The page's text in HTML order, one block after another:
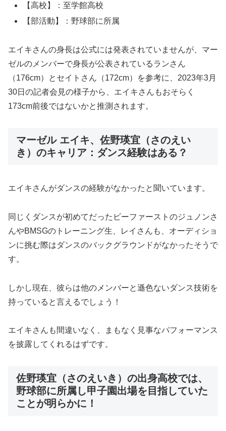
【高校】：至学館高校
【部活動】：野球部に所属
エイキさんの身長は公式には発表されていませんが、マー
ゼルのメンバーで身長が公表されているランさん
（176cm）とセイトさん（172cm）を参考に、2023年3月
30日の記者会見の様子から、エイキさんもおそらく
173cm前後ではないかと推測されます。
マーゼル エイキ、佐野瑛宜（さのえい
き）のキャリア：ダンス経験はある？
エイキさんがダンスの経験がなかったと聞いています。
同じくダンスが初めてだったビーファーストのジュノンさ
んやBMSGのトレーニング生、レイさんも、オーディショ
ンに挑む際はダンスのバックグラウンドがなかったそうで
す。
しかし現在、彼らは他のメンバーと遜色ないダンス技術を
持っていると言えるでしょう！
エイキさんも間違いなく、まもなく見事なパフォーマンス
を披露してくれるはずです。
佐野瑛宜（さのえいき）の出身高校では、
野球部に所属し甲子園出場を目指していた
ことが明らかに！